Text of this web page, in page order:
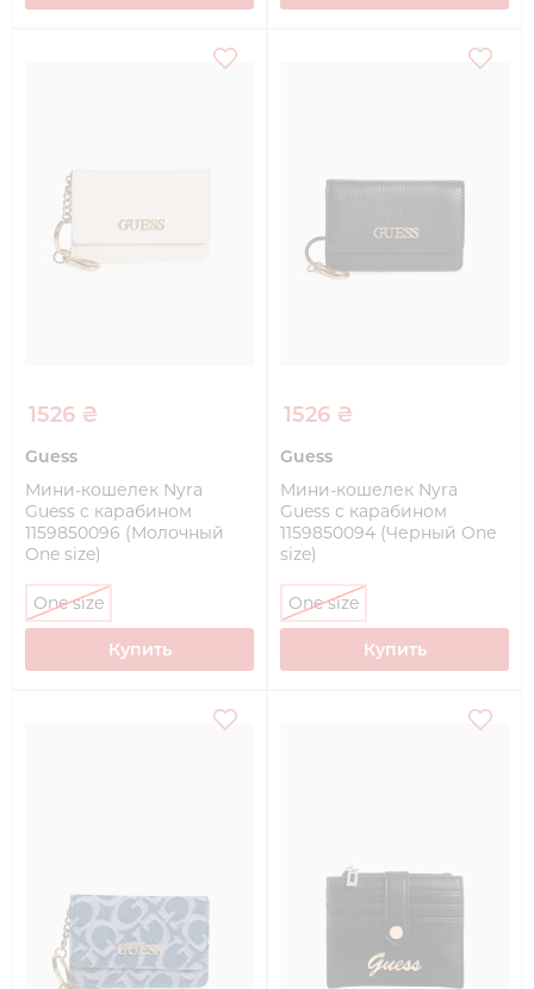
1526 ₴
Guess
Мини-кошелек Nyra
Guess с карабином
1159850096 (Молочный
One size)
One size
Купить
1526 ₴
Guess
Мини-кошелек Nyra
Guess с карабином
1159850094 (Черный One
size)
One size
Купить